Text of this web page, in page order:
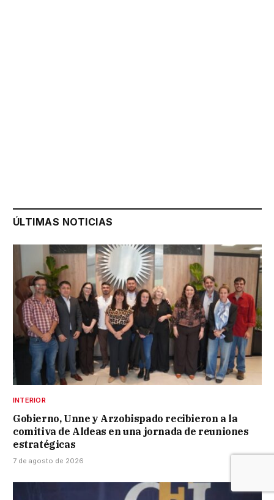
ÚLTIMAS NOTICIAS
INTERIOR
Gobierno, Unne y Arzobispado recibieron a la
comitiva de Aldeas en una jornada de reuniones
estratégicas
7 de agosto de 2026